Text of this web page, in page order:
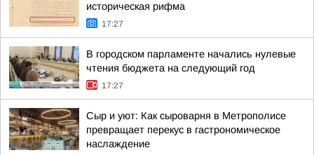
историческая рифма
17:27
В городском парламенте начались нулевые
чтения бюджета на следующий год
17:27
Сыр и уют: Как сыроварня в Метрополисе
превращает перекус в гастрономическое
наслаждение